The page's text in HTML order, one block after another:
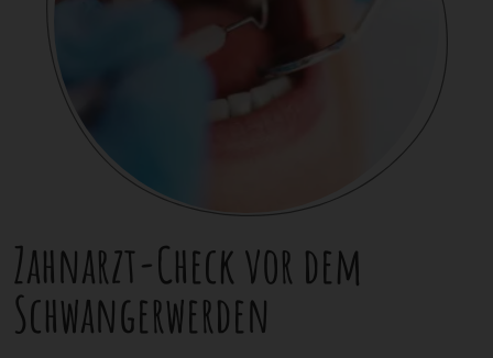
Zahnarzt-Check vor dem
Schwangerwerden